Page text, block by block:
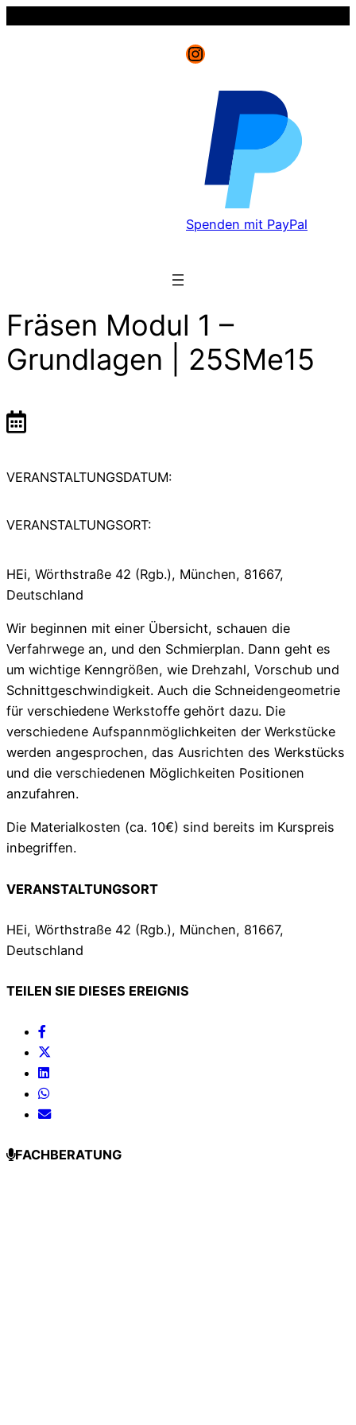
Instagram
Spenden mit PayPal
Fräsen Modul 1 –
Grundlagen | 25SMe15
VERANSTALTUNGSDATUM:
VERANSTALTUNGSORT:
HEi, Wörthstraße 42 (Rgb.), München, 81667,
Deutschland
Wir beginnen mit einer Übersicht, schauen die
Verfahrwege an, und den Schmierplan. Dann geht es
um wichtige Kenngrößen, wie Drehzahl, Vorschub und
Schnittgeschwindigkeit. Auch die Schneidengeometrie
für verschiedene Werkstoffe gehört dazu. Die
verschiedene Aufspannmöglichkeiten der Werkstücke
werden angesprochen, das Ausrichten des Werkstücks
und die verschiedenen Möglichkeiten Positionen
anzufahren.
Die Materialkosten (ca. 10€) sind bereits im Kurspreis
inbegriffen.
VERANSTALTUNGSORT
HEi, Wörthstraße 42 (Rgb.), München, 81667,
Deutschland
TEILEN SIE DIESES EREIGNIS
FACHBERATUNG